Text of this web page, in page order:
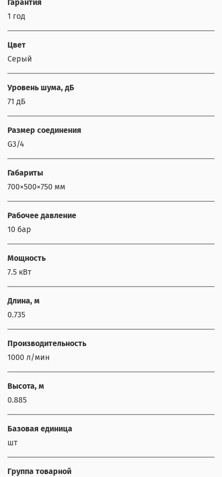
Гарантия
1 год
Цвет
Серый
Уровень шума, дБ
71 дБ
Размер соединения
G3/4
Габариты
700×500×750 мм
Рабочее давление
10 бар
Мощность
7.5 кВт
Длина, м
0.735
Производительность
1000 л/мин
Высота, м
0.885
Базовая единица
шт
Группа товарной